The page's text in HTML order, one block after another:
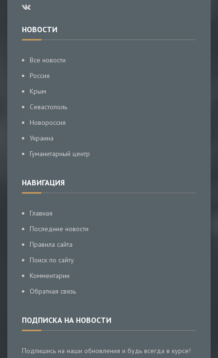
НОВОСТИ
Все новости
Россия
Крым
Севастополь
Новороссия
Украина
Гуманитарный центр
НАВИГАЦИЯ
Главная
Последние новости
Правила сайта
Поиск по сайту
Комментарии
Обратная связь
ПОДПИСКА НА НОВОСТИ
Подпишись на наши обновления и будь всегда в курсе!